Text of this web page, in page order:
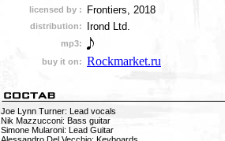
licensed by : Frontiers, 2018
distribution: Irond Ltd.
mp3:
buy it on: Rockmarket.ru
Joe Lynn Turner: Lead vocals
Nik Mazzucconi: Bass guitar
Simone Mularoni: Lead Guitar